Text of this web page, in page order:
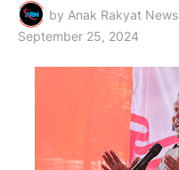
by Anak Rakyat News
September 25, 2024